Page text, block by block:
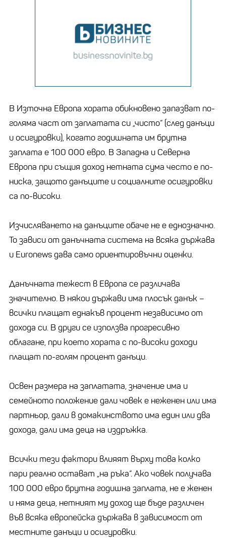
В Източна Европа хората обикновено запазват по-
голяма част от заплатата си „чисто“ (след данъци
и осигуровки), когато годишната им брутна
заплата е 100 000 евро. В Западна и Северна
Европа при същия доход нетната сума често е по-
ниска, защото данъците и социалните осигуровки
са по-високи.
Изчисляването на данъците обаче не е еднозначно.
То зависи от данъчната система на всяка държава
и Euronews дава само ориентировъчни оценки.
Данъчната тежест в Европа се различава
значително. В някои държави има плосък данък –
всички плащат еднакъв процент независимо от
дохода си. В други се използва прогресивно
облагане, при което хората с по-високи доходи
плащат по-голям процент данъци.
Освен размера на заплатата, значение има и
семейното положение дали човек е неженен или има
партньор, дали в домакинството има един или два
дохода, дали има деца на издръжка.
Всички тези фактори влияят върху това колко
пари реално остават „на ръка“. Ако човек получава
100 000 евро брутна годишна заплата, не е женен
и няма деца, нетният му доход ще бъде различен
във всяка европейска държава в зависимост от
местните данъци и осигуровки.